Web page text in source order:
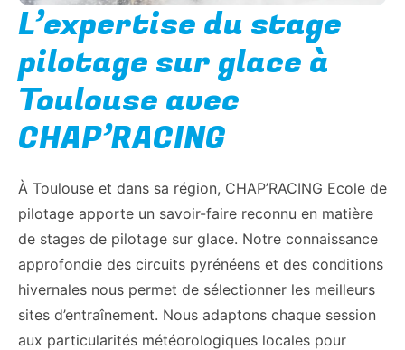
L’expertise du stage
pilotage sur glace à
Toulouse avec
CHAP’RACING
À Toulouse et dans sa région, CHAP’RACING Ecole de
pilotage apporte un savoir-faire reconnu en matière
de stages de pilotage sur glace. Notre connaissance
approfondie des circuits pyrénéens et des conditions
hivernales nous permet de sélectionner les meilleurs
sites d’entraînement. Nous adaptons chaque session
aux particularités météorologiques locales pour